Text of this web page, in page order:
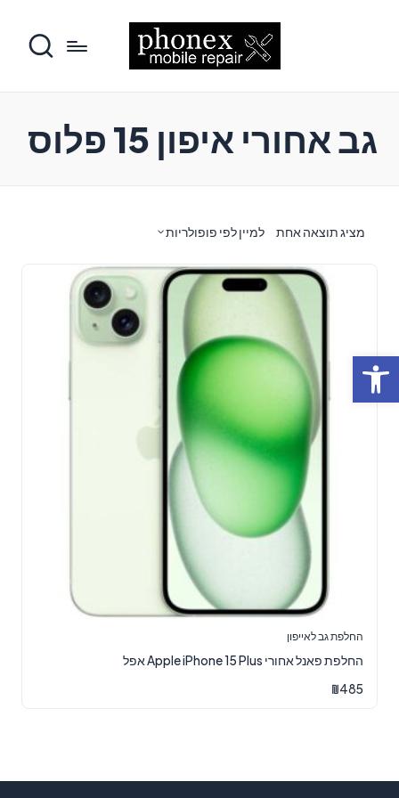
פתח סרגל נגישות
גב אחורי איפון 15 פלוס
מציג תוצאה אחת למיין לפי פופולריות
החלפת גב לאייפון
‏החלפת פאנל אחורי Apple iPhone 15 Plus אפל
₪485